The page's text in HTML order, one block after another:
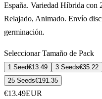
España. Variedad Híbrida con
Relajado, Animado. Envío
germinación.
Seleccionar Tamaño de Pack
1 Seed€13.49 3 Seeds€35.22
25 Seeds€191.35
€13.49EUR